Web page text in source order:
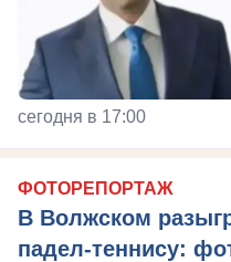
сегодня в 17:00
ФОТОРЕПОРТАЖ
В Волжском
падел-теннису: